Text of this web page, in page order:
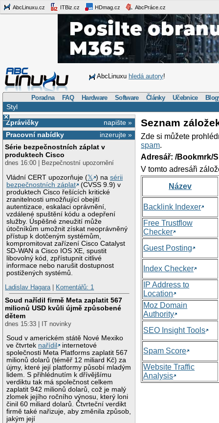
AbcLinuxu.cz ITBiz.cz HDmag.cz AbcPráce.cz
AbcLinuxu hledá autory!
Poradna FAQ Hardware Software Články Učebnice
Styl
×
napište »
Zprávičky
inzerujte »
Pracovní nabídky
Série bezpečnostních záplat v
produktech Cisco
dnes 16:00 | Bezpečnostní upozornění
Vládní CERT upozorňuje (𝕏 ) nasérii
bezpečnostních záplat
(CVSS 9.9) v
produktech Cisco řešících kritické
zranitelnosti umožňující obejití
autentizace, eskalaci oprávnění,
vzdálené spuštění kódu a odepření
služby. Úspěšné zneužití může
útočníkům umožnit získat neoprávněný
přístup k dotčeným systémům,
kompromitovat zařízení Cisco Catalyst
SD-WAN a Cisco IOS XE, spustit
libovolný kód, zpřístupnit citlivé
informace nebo narušit dostupnost
postižených systémů.
Ladislav Hagara| Komentářů: 1
Soud nařídil firmě Meta zaplatit 567
milionů USD kvůli újmě způsobené
dětem
dnes 15:33 | IT novinky
Soud v americkém státě Nové Mexiko
ve čtvrtek nařídil
internetové
společnosti Meta Platforms zaplatit 567
milionů dolarů (téměř 12 miliard Kč) za
újmy, které její platformy působí mladým
lidem. S přihlédnutím k dřívějšímu
verdiktu tak má společnost celkem
zaplatit 942 milionů dolarů, což je malý
zlomek jejího ročního výnosu, který loni
činil 60 miliard dolarů. Čtvrteční verdikt
firmě také nařizuje, aby změnila způsob,
jakým její
Seznam
Zde si můžete
spam.
Adresář: /Bookmrk/
V tomto adresáři
Název
Backlink Indexer
Free Trustflow
Checker
Guest Posting
Index Checker
IP Address to
Location
Moz Domain
Authority
SEO Insight Tools
Spam Score
Website Traffic
Analysis